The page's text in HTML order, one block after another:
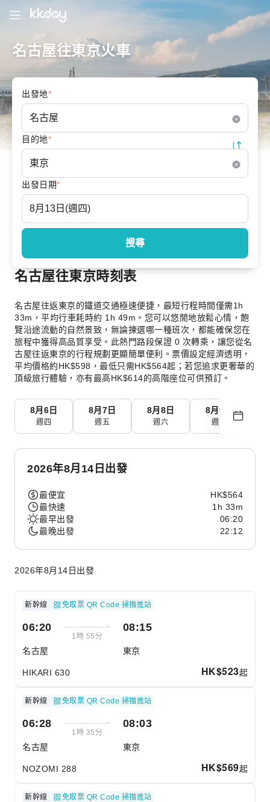
名古屋往東京火車
出發地*
目的地*
出發日期*
搜尋
名古屋往東京時刻表
名古屋往返東京的鐵道交通極速便捷，最短行程時間僅需1h
33m，平均行車耗時約 1h 49m。您可以悠閒地放鬆心情，飽
覽沿途流動的自然景致，無論揀選哪一種班次，都能確保您在
旅程中獲得高品質享受。此熱門路段保證 0 次轉乘，讓您從名
古屋往返東京的行程規劃更顯簡單便利。票價設定經濟透明，
平均價格約HK$598，最低只需HK$564起；若您追求更奢華的
頂級旅行體驗，亦有最高HK$614的高階座位可供預訂。
8月6日
週四
8月7日
週五
8月8日
週六
8月9日
週日
2026年8月14日出發
最便宜
HK$564
最快速
1h 33m
最早出發
06:20
最晚出發
22:12
2026年8月14日出發
新幹線 免取票 QR Code 掃描進站
06:20
1時 55分
名古屋
08:15
東京
HIKARI 630 HK$523起
新幹線 免取票 QR Code 掃描進站
06:28
1時 35分
名古屋
08:03
東京
NOZOMI 288 HK$569起
新幹線 免取票 QR Code 掃描進站